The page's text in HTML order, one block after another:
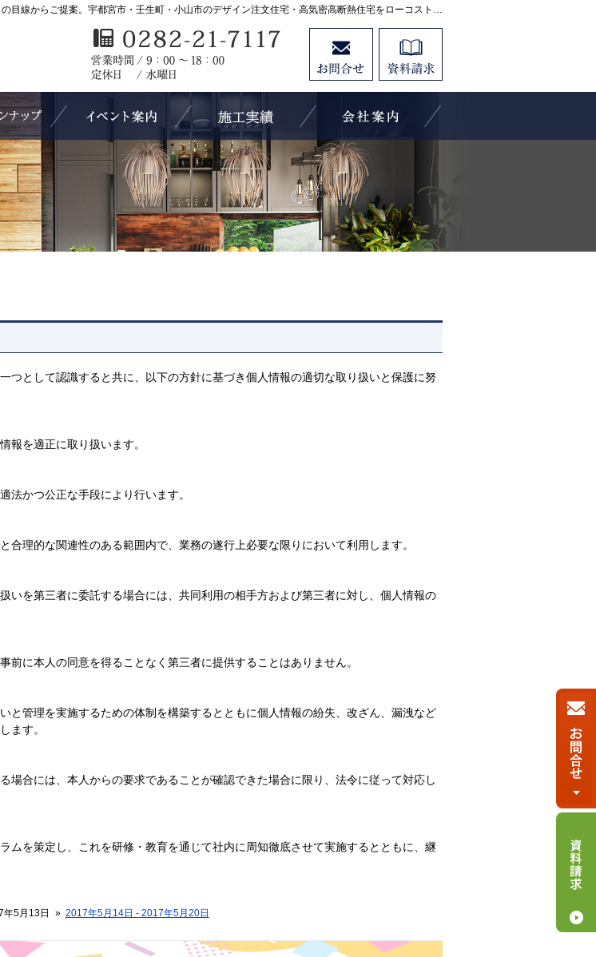
プロの目線からご提案。宇都宮市・壬生町・小山市のデザイン注文住宅・高気密高断熱住宅をローコストで高品質に手がける工務店なら当社へ。
つとして認識すると共に、以下の方針に基づき個人情報の適切な取り扱いと保護に努
報を適正に取り扱います。
法かつ公正な手段により行います。
理的な関連性のある範囲内で、業務の遂行上必要な限りにおいて利用します。
いを第三者に委託する場合には、共同利用の相手方および第三者に対し、個人情報の
に本人の同意を得ることなく第三者に提供することはありません。
と管理を実施するための体制を構築するとともに個人情報の紛失、改ざん、漏洩など
ます。
場合には、本人からの要求であることが確認できた場合に限り、法令に従って対応し
ムを策定し、これを研修・教育を通じて社内に周知徹底させて実施するとともに、継
5月13日 » 2017年5月14日 - 2017年5月20日
0282-21-7117
営業時間9:00～18:00 定休日：水曜日
見て納得のイベント案内！